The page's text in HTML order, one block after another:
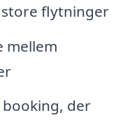
store flytninger
mellem
der